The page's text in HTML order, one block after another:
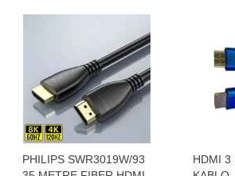
PHILIPS SWR3019W/93
HDMI 3